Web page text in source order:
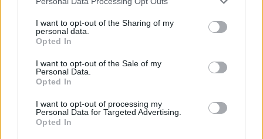
I want to opt-out of the Sharing of my
personal data.
Opted In
I want to opt-out of the Sale of my
Personal Data.
Opted In
I want to opt-out of processing my
Personal Data for Targeted Advertising.
Opted In
THALIS, ενισχύοντας τις δραστηριότητες του Ομίλου στην κυκλική
οικονομία και τον κύκλο του νερού.
NEWSROOM